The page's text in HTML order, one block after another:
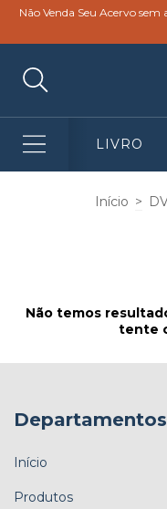
Não Venda Seu Acervo
LIVRO
Início >
Não temos
tente
Departamentos
Início
Produtos